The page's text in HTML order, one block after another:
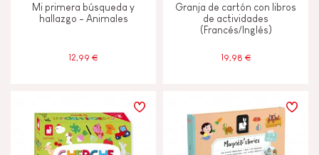
4-5 4 - 5 años
Mi primera búsqueda y
hallazgo - Animales
12,99 €
Granja de cartón con libros
de actividades
(Francés/Inglés)
19,98 €